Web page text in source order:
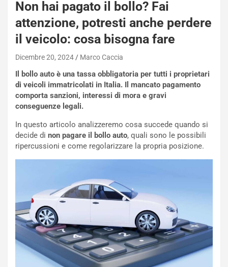
Non hai pagato il bollo? Fai
attenzione, potresti anche perdere
il veicolo: cosa bisogna fare
Dicembre 20, 2024 Marco Caccia
Il bollo auto è una tassa obbligatoria per tutti i proprietari
di veicoli immatricolati in Italia. Il mancato pagamento
comporta sanzioni, interessi di mora e gravi
conseguenze legali.
In questo articolo analizzeremo cosa succede quando si
decide di non pagare il bollo auto, quali sono le possibili
ripercussioni e come regolarizzare la propria posizione.